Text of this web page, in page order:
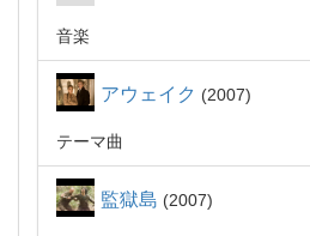
音楽
アウェイク 2007
テーマ曲
監獄島 2007